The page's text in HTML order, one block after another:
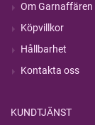
Om Garnaffären
Köpvillkor
Hållbarhet
Kontakta oss
KUNDTJÄNST